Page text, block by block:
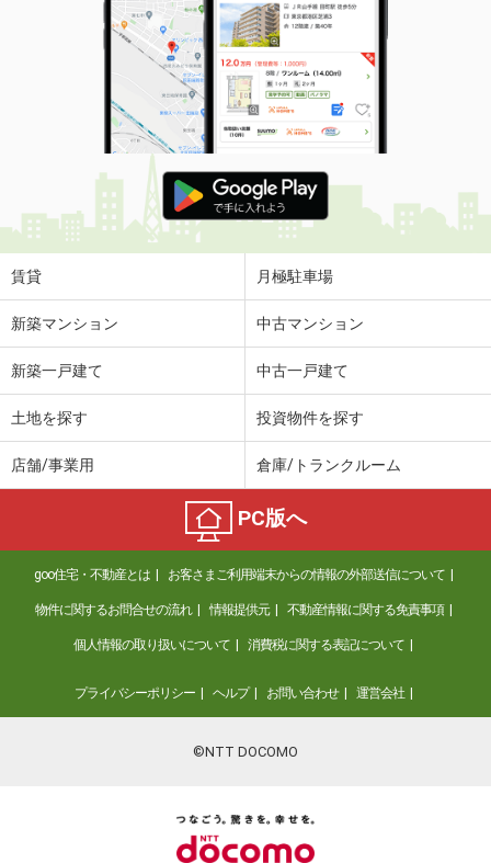
賃貸 月極駐車場
新築マンション 中古マンション
新築一戸建て 中古一戸建て
土地を探す 投資物件を探す
店舗/事業用 倉庫/トランクルーム
PC版へ
goo住宅・不動産とは お客さまご利用端末からの情報の外部送信について
物件に関するお問合せの流れ 情報提供元 不動産情報に関する免責事項
個人情報の取り扱いについて 消費税に関する表記について
プライバシーポリシー ヘルプ お問い合わせ 運営会社
©NTT DOCOMO